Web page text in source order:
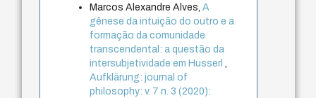
Marcos Alexandre Alves,A
gênese da intuição do outro e a
formação da comunidade
transcendental: a questão da
intersubjetividade em Husserl,
Aufklärung: journal of
philosophy: v. 7 n. 3 (2020):